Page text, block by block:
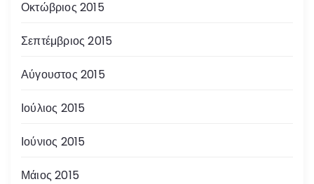
Οκτώβριος 2015
Σεπτέμβριος 2015
Αύγουστος 2015
Ιούλιος 2015
Ιούνιος 2015
Μάιος 2015